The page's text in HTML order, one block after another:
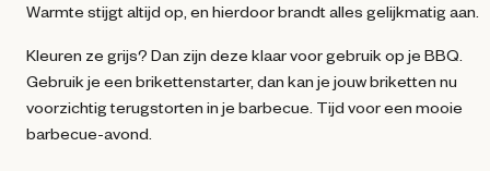
Warmte stijgt altijd op, en hierdoor brandt alles gelijkmatig aan.
Kleuren ze grijs? Dan zijn deze klaar voor gebruik op je BBQ.
Gebruik je een brikettenstarter, dan kan je jouw briketten nu
voorzichtig terugstorten in je barbecue. Tijd voor een mooie
barbecue-avond.